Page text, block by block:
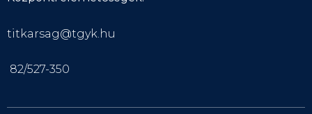
titkarsag@tgyk.hu
82/527-350